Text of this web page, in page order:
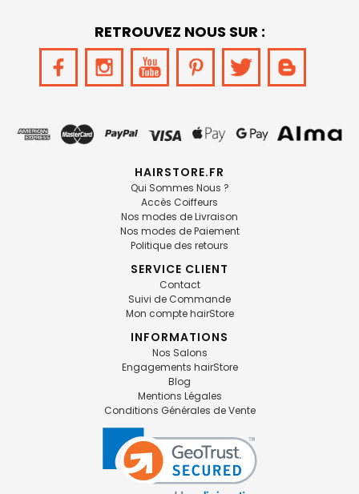
RETROUVEZ NOUS SUR :
HAIRSTORE.FR
Qui Sommes Nous ?
Accès Coiffeurs
Nos modes de Livraison
Nos modes de Paiement
Politique des retours
SERVICE CLIENT
Contact
Suivi de Commande
Mon compte hairStore
INFORMATIONS
Nos Salons
Engagements hairStore
Blog
Mentions Légales
Conditions Générales de Vente